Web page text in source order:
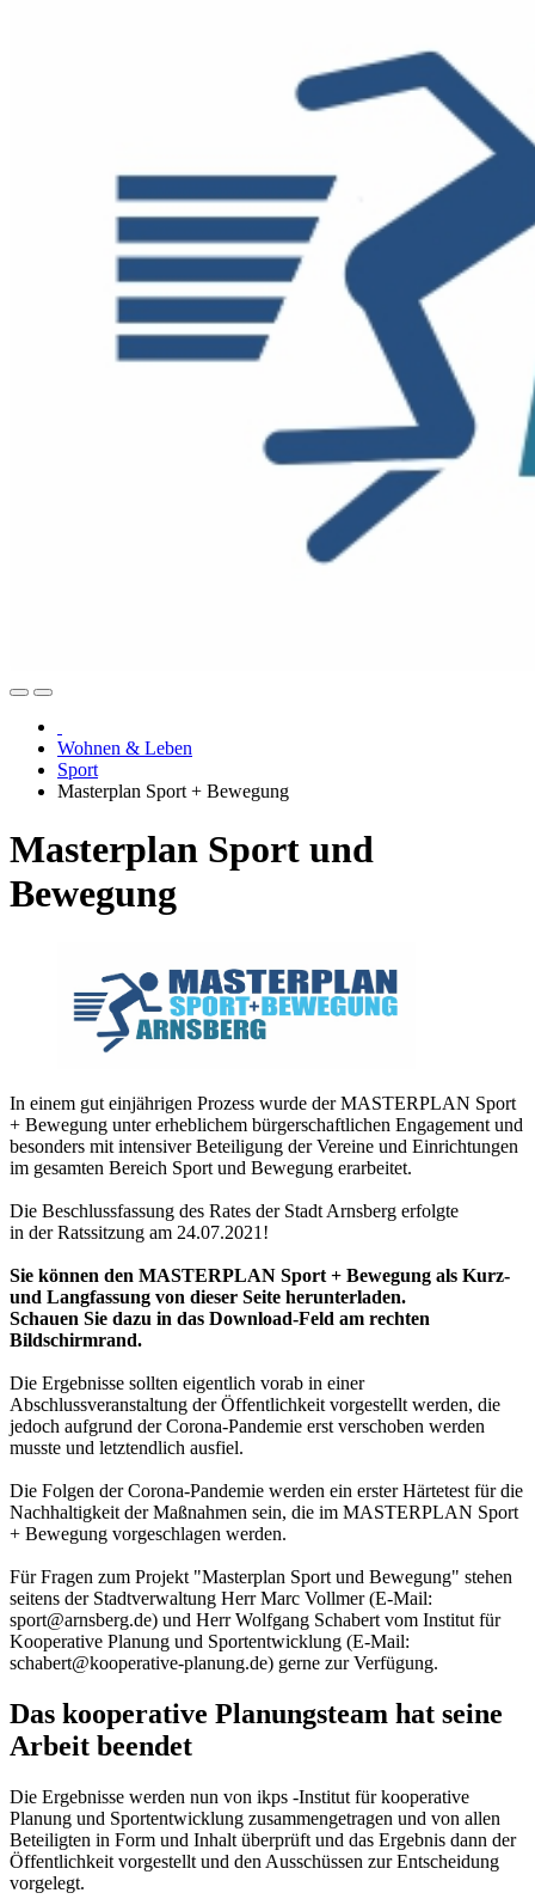
Wohnen & Leben
Sport
Masterplan Sport + Bewegung
Masterplan Sport und
Bewegung
In einem gut einjährigen Prozess wurde der MASTERPLAN Sport
+ Bewegung unter erheblichem bürgerschaftlichen Engagement und
besonders mit intensiver Beteiligung der Vereine und Einrichtungen
im gesamten Bereich Sport und Bewegung erarbeitet.
Die Beschlussfassung des Rates der Stadt Arnsberg erfolgte
in der Ratssitzung am 24.07.2021!
Sie können den MASTERPLAN Sport + Bewegung als Kurz-
und Langfassung von dieser Seite herunterladen.
Schauen Sie dazu in das Download-Feld am rechten
Bildschirmrand.
Die Ergebnisse sollten eigentlich vorab in einer
Abschlussveranstaltung der Öffentlichkeit vorgestellt werden, die
jedoch aufgrund der Corona-Pandemie erst verschoben werden
musste und letztendlich ausfiel.
Die Folgen der Corona-Pandemie werden ein erster Härtetest für die
Nachhaltigkeit der Maßnahmen sein, die im MASTERPLAN Sport
+ Bewegung vorgeschlagen werden.
Für Fragen zum Projekt "Masterplan Sport und Bewegung" stehen
seitens der Stadtverwaltung Herr Marc Vollmer (E-Mail:
sport@arnsberg.de) und Herr Wolfgang Schabert vom Institut für
Kooperative Planung und Sportentwicklung (E-Mail:
schabert@kooperative-planung.de) gerne zur Verfügung.
Das kooperative Planungsteam hat seine
Arbeit beendet
Die Ergebnisse werden nun von ikps -Institut für kooperative
Planung und Sportentwicklung zusammengetragen und von allen
Beteiligten in Form und Inhalt überprüft und das Ergebnis dann der
Öffentlichkeit vorgestellt und den Ausschüssen zur Entscheidung
vorgelegt.